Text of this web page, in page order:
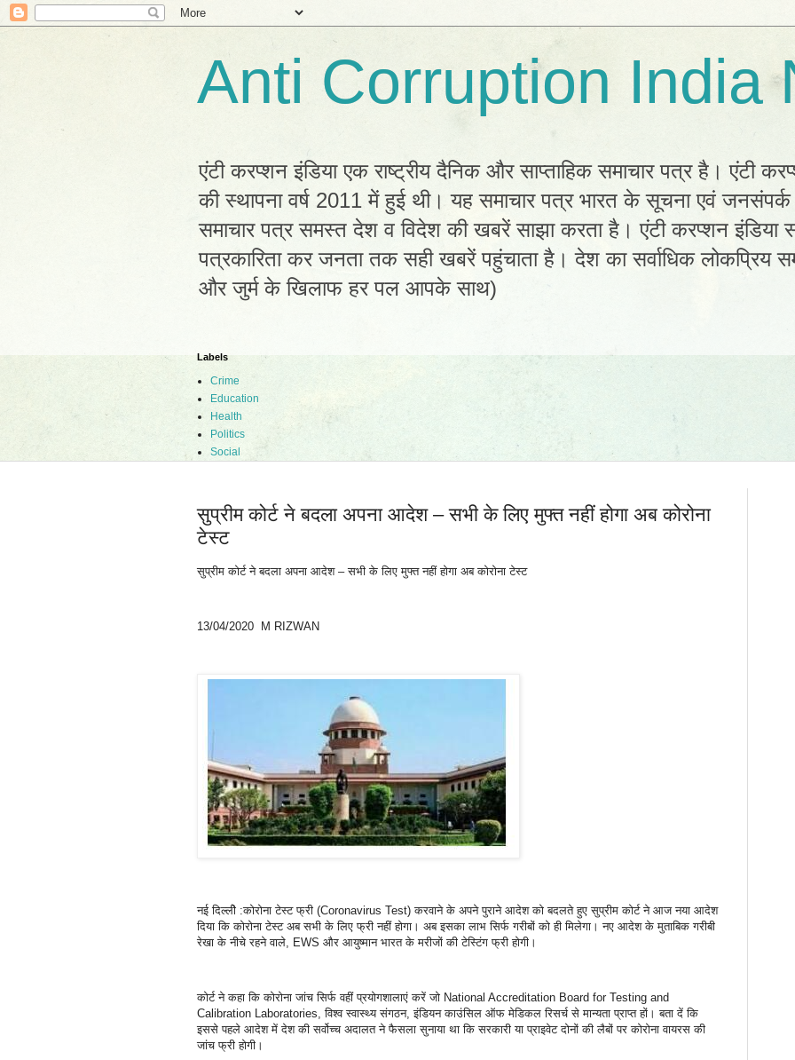
Anti Corruption India
एंटी करप्शन इंडिया एक राष्ट्रीय दैनिक और साप्ताहिक समाचार पत्र है। एंटी
की स्थापना वर्ष 2011 में हुई थी। यह समाचार पत्र भारत के सूचना एवं
समाचार पत्र समस्त देश व विदेश की खबरें साझा करता है। एंटी करप्शन इंडिया
पत्रकारिता कर जनता तक सही खबरें पहुंचाता है। देश का सर्वाधिक लोकप्रिय
और जुर्म के खिलाफ हर पल आपके साथ)
Labels
Crime
Education
Health
Politics
Social
सुप्रीम कोर्ट ने बदला अपना आदेश – सभी के लिए मुफ्त नहीं होगा अब कोरोना
टेस्ट
सुप्रीम कोर्ट ने बदला अपना आदेश – सभी के लिए मुफ्त नहीं होगा अब कोरोना टेस्ट
13/04/2020 M RIZWAN
नई दिल्लीे :कोरोना टेस्ट फ्री (Coronavirus Test) करवाने के अपने पुराने आदेश को बदलते हुए सुप्रीम कोर्ट ने आज नया आदेश
दिया कि कोरोना टेस्ट अब सभी के लिए फ्री नहीं होगा। अब इसका लाभ सिर्फ गरीबों को ही मिलेगा। नए आदेश के मुताबिक गरीबी
रेखा के नीचे रहने वाले, EWS और आयुष्मान भारत के मरीजों की टेस्टिंग फ्री होगी।
कोर्ट ने कहा कि कोरोना जांच सिर्फ वहीं प्रयोगशालाएं करें जो National Accreditation Board for Testing and
Calibration Laboratories, विश्व स्वास्थ्य संगठन, इंडियन काउंसिल ऑफ मेडिकल रिसर्च से मान्यता प्राप्त हों। बता दें कि
इससे पहले आदेश में देश की सर्वोच्च अदालत ने फैसला सुनाया था कि सरकारी या प्राइवेट दोनों की लैबों पर कोरोना वायरस की
जांच फ्री होगी।